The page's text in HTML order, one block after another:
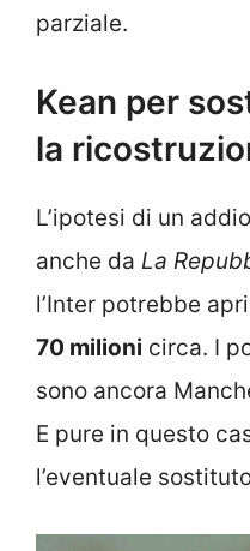
parziale.
Kean per
la
L’ipotesi di un
anche da La
l’Inter potrebbe
70 milioni circa. I
sono ancora
E pure in questo
l’eventuale